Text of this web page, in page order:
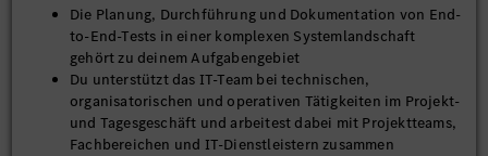
Die Planung, Durchführung und Dokumentation von End-
to-End-Tests in einer komplexen Systemlandschaft
gehört zu deinem Aufgabengebiet
Du unterstützt das IT-Team bei technischen,
organisatorischen und operativen Tätigkeiten im Projekt-
und Tagesgeschäft und arbeitest dabei mit Projektteams,
Fachbereichen und IT-Dienstleistern zusammen